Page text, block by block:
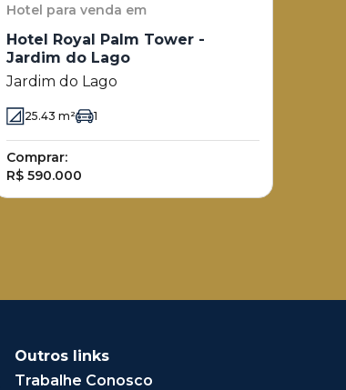
Hotel para venda em
Hotel Royal Palm Tower -
Jardim do Lago
Jardim do Lago
25.43 m² 1
Comprar:
R$ 590.000
Outros links
Trabalhe Conosco